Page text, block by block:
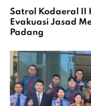
Satrol Kodaeral II
Evakuasi Jasad
Padang